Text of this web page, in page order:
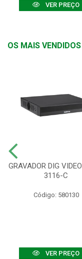
VER PREÇO
OS MAIS VENDIDOS
GRAVADOR DIG
3116-C
Código: 580130
VER PREÇO